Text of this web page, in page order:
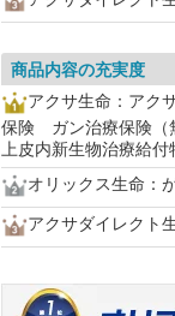
商品内容の充実度
アクサ生命：アク
保険 ガン治療保険（
上皮内新生物治療給付
オリックス生命：
アクサダイレクト